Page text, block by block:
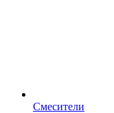
Смесители